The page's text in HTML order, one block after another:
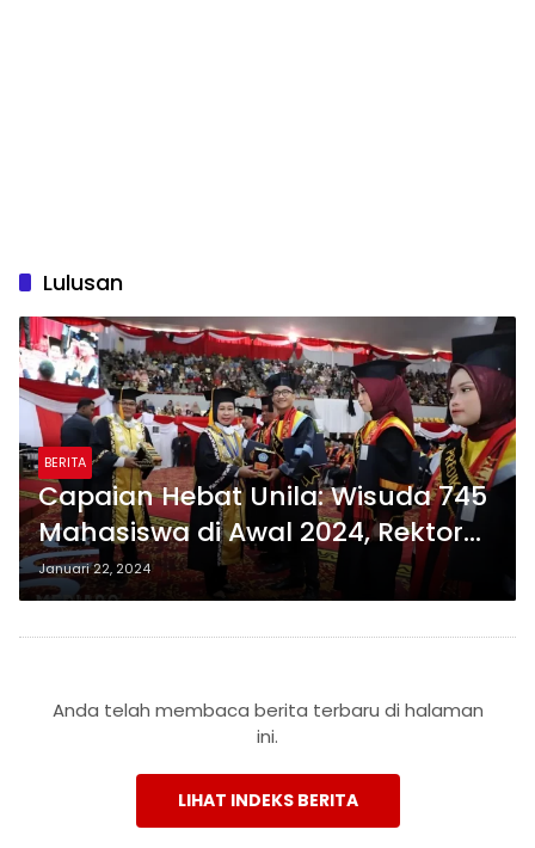
Lulusan
BERITA
Capaian Hebat Unila: Wisuda 745
Mahasiswa di Awal 2024, Rektor
Lusmeilia Berikan Pesan Inspiratif
Januari 22, 2024
Anda telah membaca berita terbaru di halaman
ini.
LIHAT INDEKS BERITA